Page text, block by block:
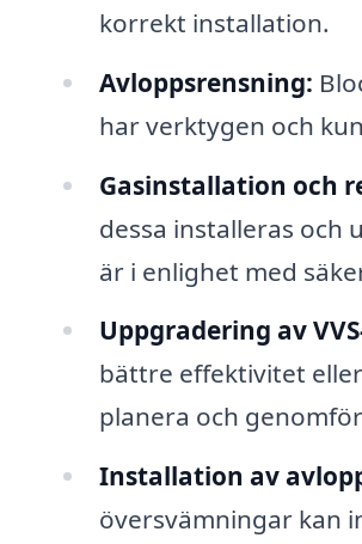
korrekt installation.
Avloppsrensning:
har verktygen och
Gasinstallation och
dessa installeras och
är i enlighet med
Uppgradering av
bättre effektivitet
planera och
Installation av
översvämningar kan